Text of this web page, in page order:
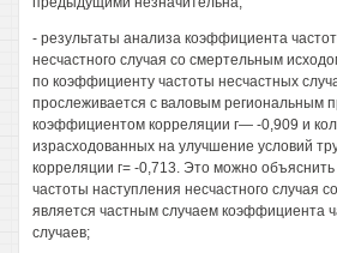
- результаты анализа коэффициента
несчастного случая со смертельным
по коэффициенту частоты несчастных
прослеживается с валовым региональным
коэффициентом корреляции г— -0,909 и
израсходованных на улучшение условий
корреляции г= -0,713. Это можно
частоты наступления несчастного случая
является частным случаем коэффициента
случаев;